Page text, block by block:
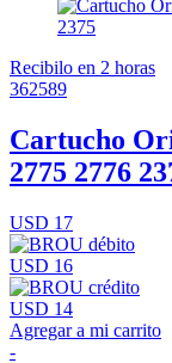
Recibilo en 2 horas
362589
Cartucho
2775 2776
USD 17
USD 16
USD 14
Agregar a mi carrito
-